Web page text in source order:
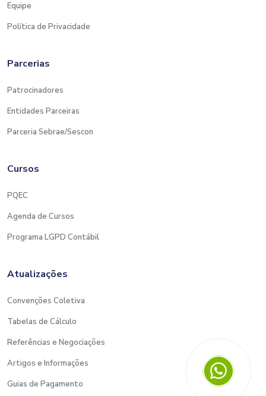
Equipe
Política de Privacidade
Parcerias
Patrocinadores
Entidades Parceiras
Parceria Sebrae/Sescon
Cursos
PQEC
Agenda de Cursos
Programa LGPD Contábil
Atualizações
Convenções Coletiva
Tabelas de Cálculo
Referências e Negociações
Artigos e Informações
Guias de Pagamento